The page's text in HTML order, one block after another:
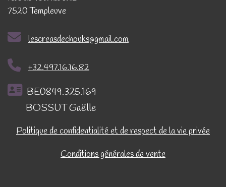
7520 Templeuve
lescreasdechouks@gmail.com
+32.497.16.16.82
BE0849.325.169
BOSSUT Gaëlle
Politique de confidentialité et de respect de la vie privée
Conditions générales de vente